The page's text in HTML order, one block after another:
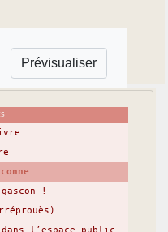
!
l’espace public